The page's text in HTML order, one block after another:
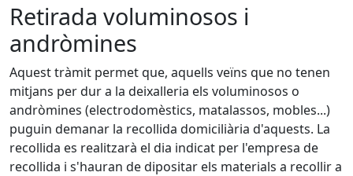
Retirada voluminosos i
andròmines
Aquest tràmit permet que, aquells veïns que no tenen
mitjans per dur a la deixalleria els voluminosos o
andròmines (electrodomèstics, matalassos, mobles...)
puguin demanar la recollida domiciliària d'aquests. La
recollida es realitzarà el dia indicat per l'empresa de
recollida i s'hauran de dipositar els materials a recollir a